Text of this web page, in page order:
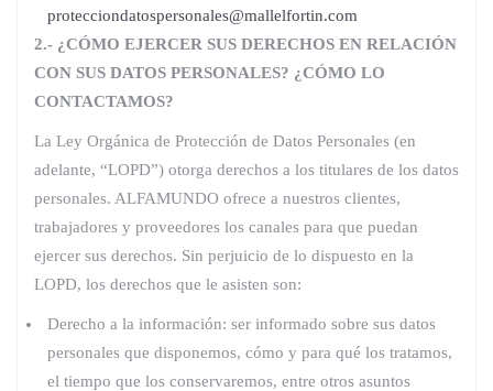
protecciondatospersonales@mallelfortin.com
2.- ¿CÓMO EJERCER SUS DERECHOS EN RELACIÓN
CON SUS DATOS PERSONALES? ¿CÓMO LO
CONTACTAMOS?
La Ley Orgánica de Protección de Datos Personales (en
adelante, “LOPD”) otorga derechos a los titulares de los datos
personales. ALFAMUNDO ofrece a nuestros clientes,
trabajadores y proveedores los canales para que puedan
ejercer sus derechos. Sin perjuicio de lo dispuesto en la
LOPD, los derechos que le asisten son:
Derecho a la información: ser informado sobre sus datos
personales que disponemos, cómo y para qué los tratamos,
el tiempo que los conservaremos, entre otros asuntos